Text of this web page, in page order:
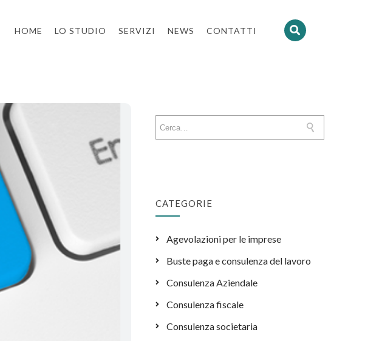
HOME LO STUDIO SERVIZI NEWS CONTATTI
CATEGORIE
Agevolazioni per le imprese
Buste paga e consulenza del lavoro
Consulenza Aziendale
Consulenza fiscale
Consulenza societaria